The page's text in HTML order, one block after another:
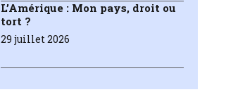
L’Amérique : Mon pays, droit ou
tort ?
29 juillet 2026